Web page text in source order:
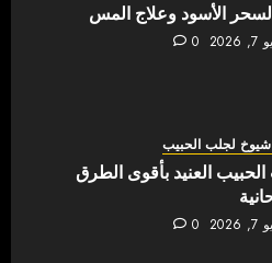
الأسود وعلاج المس
0
شيوخ لجلب الحبيب
العنيد بأقوى الطرق
0